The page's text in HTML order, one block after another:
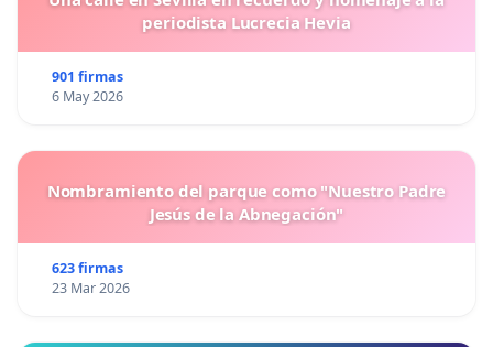
periodista Lucrecia Hevia
901 firmas
6 May 2026
Nombramiento del parque como "Nuestro Padre
Jesús de la Abnegación"
623 firmas
23 Mar 2026